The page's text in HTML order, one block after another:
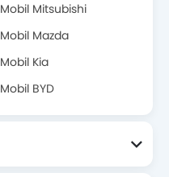
Mobil Mitsubishi
Mobil Mazda
Mobil Kia
Mobil BYD